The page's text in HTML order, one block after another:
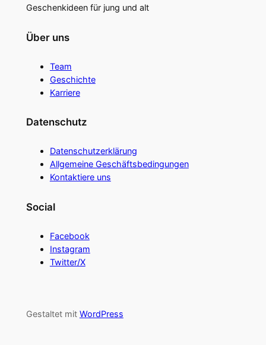
Geschenkideen für jung und alt
Über uns
Team
Geschichte
Karriere
Datenschutz
Datenschutzerklärung
Allgemeine Geschäftsbedingungen
Kontaktiere uns
Social
Facebook
Instagram
Twitter/X
Gestaltet mit WordPress